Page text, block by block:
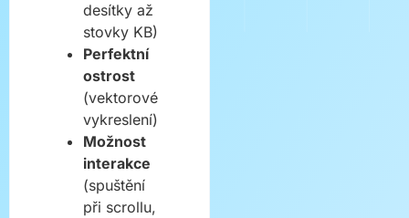
desítky až
stovky KB)
Perfektní
ostrost
(vektorové
vykreslení)
Možnost
interakce
(spuštění
při scrollu,